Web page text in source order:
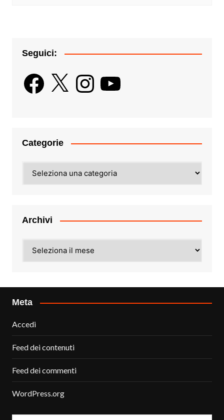
Seguici:
Facebook
X InstagramYouTube
Categorie
Archivi
Meta
Accedi
Feed dei contenuti
Feed dei commenti
WordPress.org